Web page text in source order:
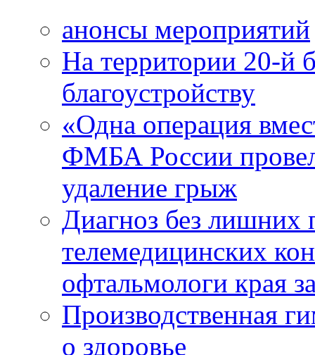
анонсы мероприятий
На территории 20-й
благоустройству
«Одна операция
ФМБА России
удаление грыж
Диагноз без лишних
телемедицинских
офтальмологи края
Производственная
о здоровье